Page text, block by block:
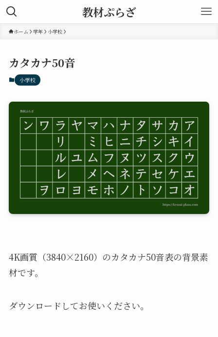
教材ぷらざ
ホーム 学年 小学校
カタカナ50音
小学校
4K画質（3840×2160）のカタカナ50音表の背景素
材です。
ダウンロードしてお使いください。